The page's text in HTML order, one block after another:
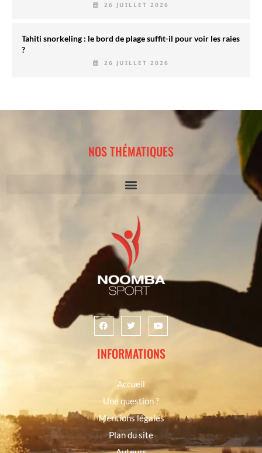
26 JUILLET 2026
Tahiti snorkeling : le bord de plage suffit-il pour voir les raies
?
26 JUILLET 2026
NOS THÉMATIQUES
INFORMATIONS
Accueil
Une question ?
Mentions légales
Plan du site